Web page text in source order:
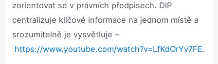
zorientovat se v právních předpisech. DIP
centralizuje klíčové informace na jednom místě a
srozumitelně je vysvětluje –
https://www.youtube.com/watch?v=LfKdOrYv7FE.